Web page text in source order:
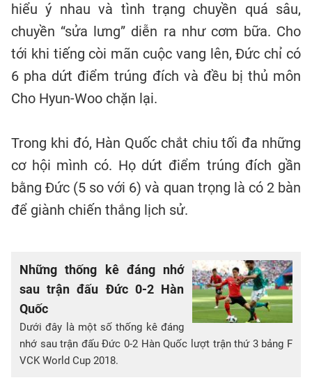
hiểu ý nhau và tình trạng chuyền quá sâu,
chuyền “sửa lưng” diễn ra như cơm bữa. Cho
tới khi tiếng còi mãn cuộc vang lên, Đức chỉ có
6 pha dứt điểm trúng đích và đều bị thủ môn
Cho Hyun-Woo chặn lại.
Trong khi đó, Hàn Quốc chắt chiu tối đa những
cơ hội mình có. Họ dứt điểm trúng đích gần
bằng Đức (5 so với 6) và quan trọng là có 2 bàn
để giành chiến thắng lịch sử.
Những thống kê đáng nhớ
sau trận đấu Đức 0-2 Hàn
Quốc
Dưới đây là một số thống kê đáng
nhớ sau trận đấu Đức 0-2 Hàn Quốc lượt trận thứ 3 bảng F
VCK World Cup 2018.